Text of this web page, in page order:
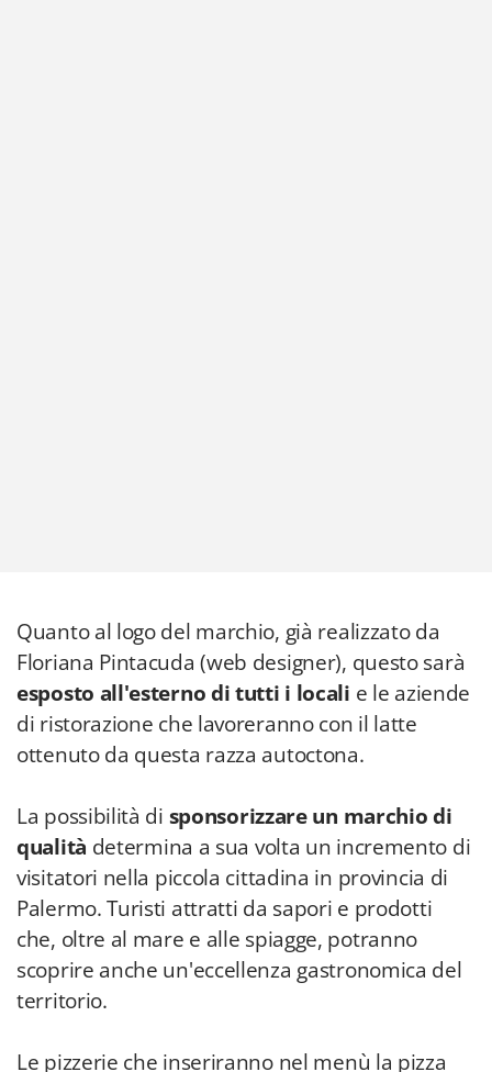
Quanto al logo del marchio, già realizzato da
Floriana Pintacuda (web designer), questo sarà
esposto all'esterno di tutti i locali e le aziende
di ristorazione che lavoreranno con il latte
ottenuto da questa razza autoctona.
La possibilità di sponsorizzare un marchio di
qualità determina a sua volta un incremento di
visitatori nella piccola cittadina in provincia di
Palermo. Turisti attratti da sapori e prodotti
che, oltre al mare e alle spiagge, potranno
scoprire anche un'eccellenza gastronomica del
territorio.
Le pizzerie che inseriranno nel menù la pizza